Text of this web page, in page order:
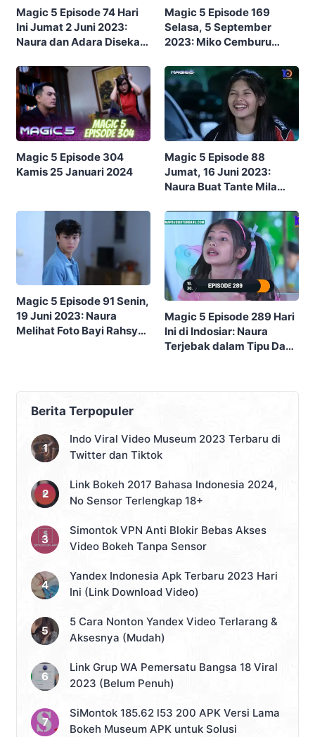
Magic 5 Episode 74 Hari
Ini Jumat 2 Juni 2023:
Naura dan Adara Disekap
Magic 5 Episode 169
Selasa, 5 September
2023: Miko Cemburu
Perasaan nya Pada Miss
Salma
Magic 5 Episode 304
Kamis 25 Januari 2024
Magic 5 Episode 88
Jumat, 16 Juni 2023:
Naura Buat Tante Mila
Magic 5 Episode 91 Senin,
19 Juni 2023: Naura
Melihat Foto Bayi Rahsya
Magic 5 Episode 289 Hari
Ini di Indosiar: Naura
Terjebak dalam Tipu Daya
Berita Terpopuler
Indo Viral Video Museum 2023 Terbaru di
Twitter dan Tiktok
Link Bokeh 2017 Bahasa Indonesia 2024,
No Sensor Terlengkap 18+
Simontok VPN Anti Blokir Bebas Akses
Video Bokeh Tanpa Sensor
Yandex Indonesia Apk Terbaru 2023 Hari
Ini (Link Download Video)
5 Cara Nonton Yandex Video Terlarang &
Aksesnya (Mudah)
Link Grup WA Pemersatu Bangsa 18 Viral
2023 (Belum Penuh)
SiMontok 185.62 l53 200 APK Versi Lama
Bokeh Museum APK untuk Solusi